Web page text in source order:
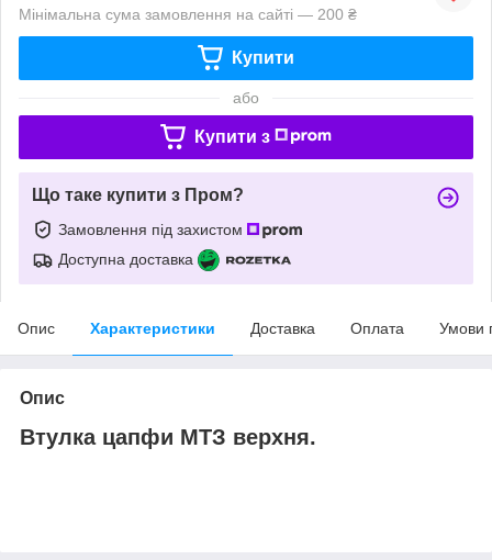
Мінімальна сума замовлення на сайті — 200 ₴
Купити
або
Купити з
Що таке купити з Пром?
Замовлення під захистом
Доступна доставка
Опис Характеристики Доставка Оплата Умови
Опис
Втулка цапфи МТЗ верхня.